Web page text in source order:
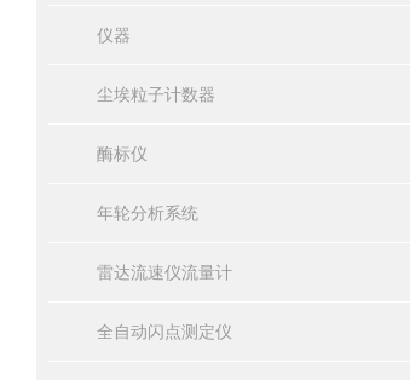
仪器
尘埃粒子计数器
酶标仪
年轮分析系统
雷达流速仪流量计
全自动闪点测定仪